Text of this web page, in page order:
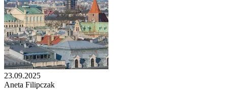
23.09.2025
Aneta Filipczak